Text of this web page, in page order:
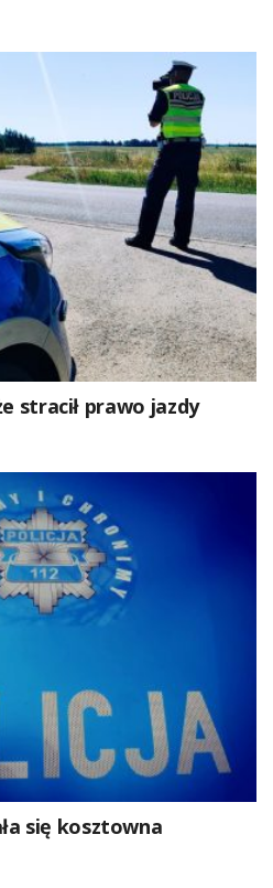
stracił prawo jazdy
się kosztowna